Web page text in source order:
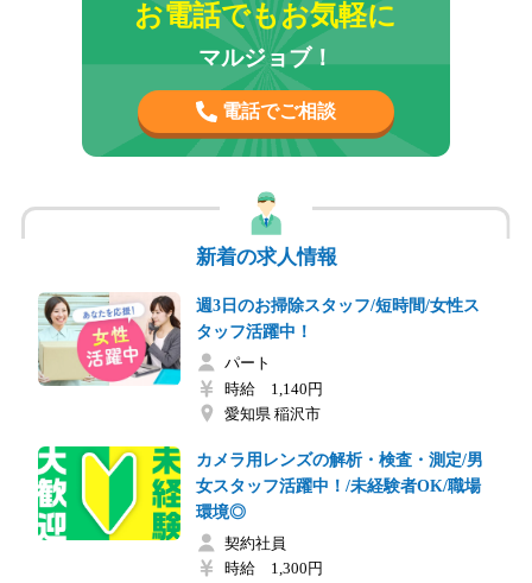
お電話でもお気軽に
マルジョブ！
電話でご相談
新着の求人情報
週3日のお掃除スタッフ/短時間/女性ス
タッフ活躍中！
パート
時給 1,140円
愛知県 稲沢市
カメラ用レンズの解析・検査・測定/男
女スタッフ活躍中！/未経験者OK/職場
環境◎
契約社員
時給 1,300円